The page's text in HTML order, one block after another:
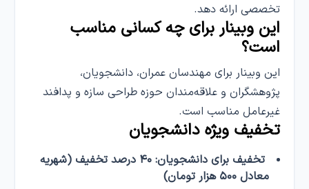
تخصصی ارائه دهد.
این وبینار برای چه کسانی مناسب
است؟
این وبینار برای مهندسان عمران، دانشجویان،
پژوهشگران و علاقه‌مندان حوزه طراحی سازه و پدافند
غیرعامل مناسب است.
تخفیف ویژه دانشجویان
تخفیف برای دانشجویان: ۴۰ درصد تخفیف (شهریه
معادل ۵۰۰ هزار تومان)